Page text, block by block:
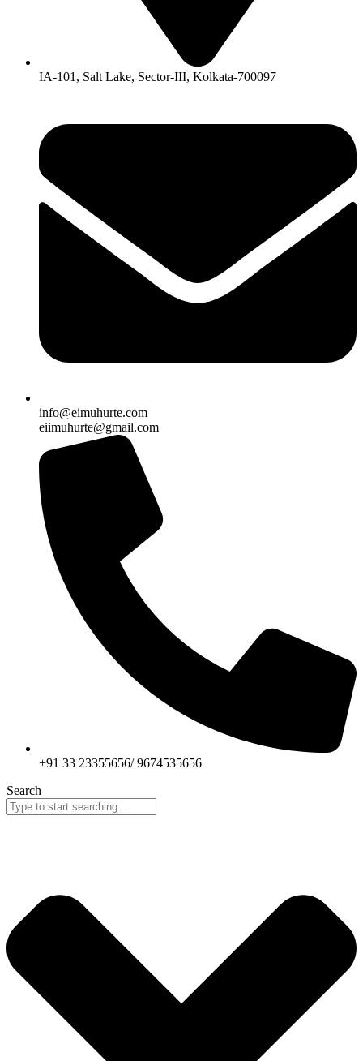
IA-101, Salt Lake, Sector-III, Kolkata-700097
info@eimuhurte.com
eiimuhurte@gmail.com
+91 33 23355656/ 9674535656
Search